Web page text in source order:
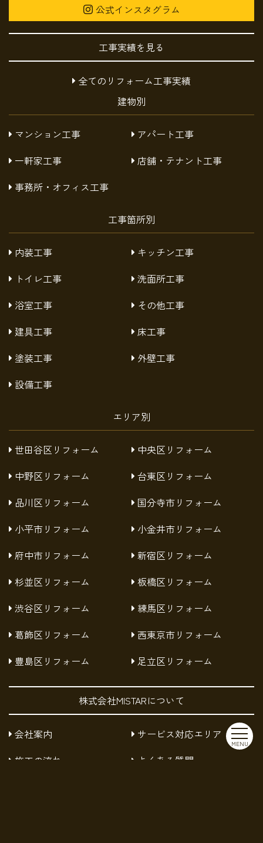
MENU
公式インスタグラム
工事実績を見る
全てのリフォーム工事実績
建物別
マンション工事
アパート工事
一軒家工事
店舗・テナント工事
事務所・オフィス工事
工事箇所別
内装工事
キッチン工事
トイレ工事
洗面所工事
浴室工事
その他工事
建具工事
床工事
塗装工事
外壁工事
設備工事
エリア別
世田谷区リフォーム
中央区リフォーム
中野区リフォーム
台東区リフォーム
品川区リフォーム
国分寺市リフォーム
小平市リフォーム
小金井市リフォーム
府中市リフォーム
新宿区リフォーム
杉並区リフォーム
板橋区リフォーム
渋谷区リフォーム
練馬区リフォーム
葛飾区リフォーム
西東京市リフォーム
豊島区リフォーム
足立区リフォーム
株式会社MISTARについて
会社案内
サービス対応エリア
施工の流れ
よくある質問